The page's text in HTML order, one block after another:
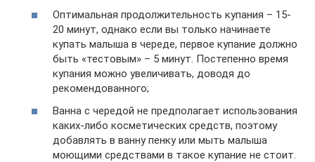
Оптимальная продолжительность купания – 15-
20 минут, однако если вы только начинаете
купать малыша в череде, первое купание должно
быть «тестовым» – 5 минут. Постепенно время
купания можно увеличивать, доводя до
рекомендованного;
Ванна с чередой не предполагает использования
каких-либо косметических средств, поэтому
добавлять в ванну пенку или мыть малыша
моющими средствами в такое купание не стоит.